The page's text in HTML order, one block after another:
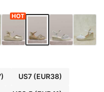
US7(EUR38)